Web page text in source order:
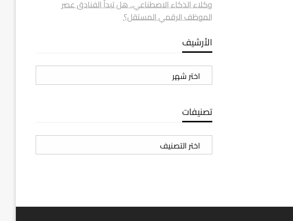
وكلاء الذكاء الاصطناعي.. هل تبدأ الفنادق عصر
الموظف الرقمي المستقل؟
الأرشيف
الأرشيف
تصنيفات
تصنيفات